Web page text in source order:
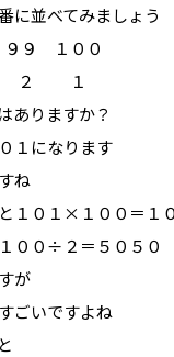
に並べてみましょう
１００
３ ２ １
ありますか？
１になります
ね
１０１×１００＝１
００÷２＝５０５０
が
ごいですよね